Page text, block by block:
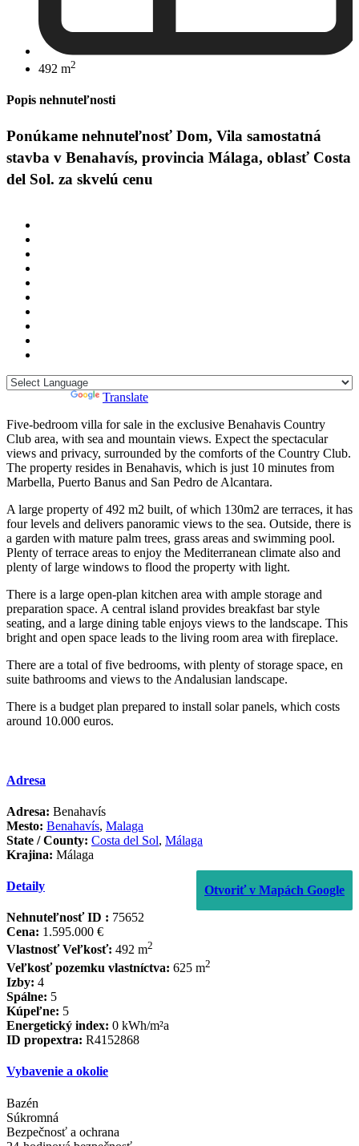
492 m2
Popis nehnuteľnosti
Ponúkame nehnuteľnosť Dom, Vila samostatná
stavba v Benahavís, provincia Málaga, oblasť Costa
del Sol. za skvelú cenu
Translate
Five-bedroom villa for sale in the exclusive Benahavis Country
Club area, with sea and mountain views. Expect the spectacular
views and privacy, surrounded by the comforts of the Country Club.
The property resides in Benahavis, which is just 10 minutes from
Marbella, Puerto Banus and San Pedro de Alcantara.
A large property of 492 m2 built, of which 130m2 are terraces, it has
four levels and delivers panoramic views to the sea. Outside, there is
a garden with mature palm trees, grass areas and swimming pool.
Plenty of terrace areas to enjoy the Mediterranean climate also and
plenty of large windows to flood the property with light.
There is a large open-plan kitchen area with ample storage and
preparation space. A central island provides breakfast bar style
seating, and a large dining table enjoys views to the landscape. This
bright and open space leads to the living room area with fireplace.
There are a total of five ‌bedrooms, ‌with ‌plenty ‌of ‌storage space, ‌en
‌suite bathrooms ‌and views ‌to the Andalusian ‌landscape.
There ‌is ‌a budget plan ‌prepared ‌to install solar ‌panels, ‌which ‌costs
‌around ‌10.000 ‌euros.
Adresa
Adresa: Benahavís
Mesto: Benahavís, Malaga
State / County: Costa del Sol, Málaga
Krajina: Málaga
Otvoriť v Mapách Google
Detaily
Nehnuteľnosť ID : 75652
Cena: 1.595.000 €
Vlastnosť Veľkosť: 492 m2
Veľkosť pozemku vlastníctva: 625 m2
Izby: 4
Spálne: 5
Kúpeľne: 5
Energetický index: 0 kWh/m²a
ID propextra: R4152868
Vybavenie a okolie
Bazén
Súkromná
Bezpečnosť a ochrana